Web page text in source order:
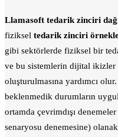
Llamasoft tedarik zinciri
fiziksel tedarik zinciri
gibi sektörlerde fiziksel bir
ve bu sistemlerin dijital
oluşturulmasına yardımcı
beklenmedik durumların
ortamda çevrimdışı
senaryosu denemesine) olanak